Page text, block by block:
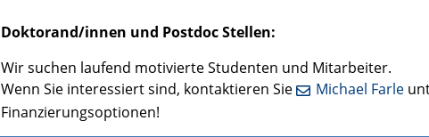
Doktorand/innen und Postdoc Stellen:
Wir suchen laufend motivierte Studenten und Mitarbeiter.
Wenn Sie interessiert sind, kontaktieren Sie
Michael Farle
Finanzierungsoptionen!